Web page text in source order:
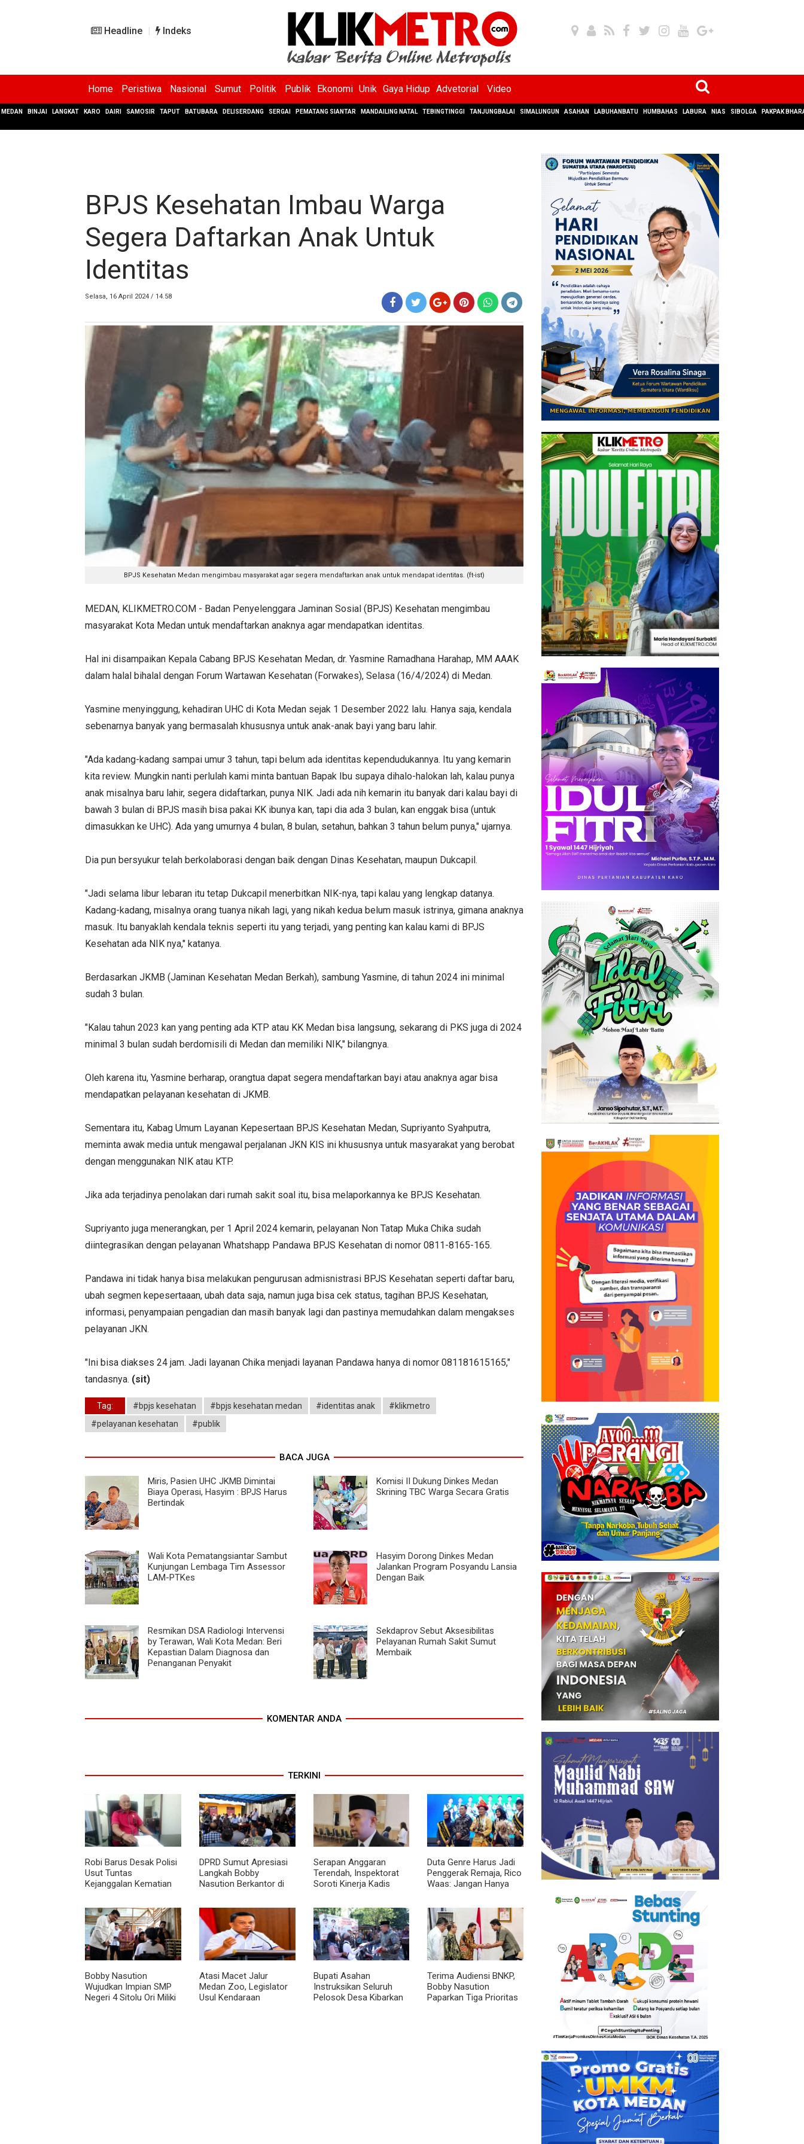
Headline Indeks
Home Peristiwa Nasional Sumut Politik Publik Ekonomi Unik Gaya Hidup Advetorial Video
MEDAN BINJAI LANGKAT KARO DAIRI SAMOSIR TAPUT BATUBARA DELISERDANG SERGAI PEMATANG SIANTAR MANDAILING NATAL TEBINGTINGGI TANJUNGBALAI SIMALUNGUN ASAHAN LABUHANBATU HUMBAHAS LABURA NIAS SIBOLGA PAKPAK
BPJS Kesehatan Imbau Warga
Segera Daftarkan Anak Untuk
Identitas
Selasa, 16 April 2024 / 14.58
BPJS Kesehatan Medan mengimbau masyarakat agar segera mendaftarkan anak untuk mendapat identitas. (ft-ist)
MEDAN, KLIKMETRO.COM - Badan Penyelenggara Jaminan Sosial (BPJS) Kesehatan mengimbau
masyarakat Kota Medan untuk mendaftarkan anaknya agar mendapatkan identitas.
Hal ini disampaikan Kepala Cabang BPJS Kesehatan Medan, dr. Yasmine Ramadhana Harahap, MM AAAK
dalam halal bihalal dengan Forum Wartawan Kesehatan (Forwakes), Selasa (16/4/2024) di Medan.
Yasmine menyinggung, kehadiran UHC di Kota Medan sejak 1 Desember 2022 lalu. Hanya saja, kendala
sebenarnya banyak yang bermasalah khususnya untuk anak-anak bayi yang baru lahir.
"Ada kadang-kadang sampai umur 3 tahun, tapi belum ada identitas kependudukannya. Itu yang kemarin
kita review. Mungkin nanti perlulah kami minta bantuan Bapak Ibu supaya dihalo-halokan lah, kalau punya
anak misalnya baru lahir, segera didaftarkan, punya NIK. Jadi ada nih kemarin itu banyak dari kalau bayi di
bawah 3 bulan di BPJS masih bisa pakai KK ibunya kan, tapi dia ada 3 bulan, kan enggak bisa (untuk
dimasukkan ke UHC). Ada yang umurnya 4 bulan, 8 bulan, setahun, bahkan 3 tahun belum punya," ujarnya.
Dia pun bersyukur telah berkolaborasi dengan baik dengan Dinas Kesehatan, maupun Dukcapil.
"Jadi selama libur lebaran itu tetap Dukcapil menerbitkan NIK-nya, tapi kalau yang lengkap datanya.
Kadang-kadang, misalnya orang tuanya nikah lagi, yang nikah kedua belum masuk istrinya, gimana anaknya
masuk. Itu banyaklah kendala teknis seperti itu yang terjadi, yang penting kan kalau kami di BPJS
Kesehatan ada NIK nya," katanya.
Berdasarkan JKMB (Jaminan Kesehatan Medan Berkah), sambung Yasmine, di tahun 2024 ini minimal
sudah 3 bulan.
"Kalau tahun 2023 kan yang penting ada KTP atau KK Medan bisa langsung, sekarang di PKS juga di 2024
minimal 3 bulan sudah berdomisili di Medan dan memiliki NIK," bilangnya.
Oleh karena itu, Yasmine berharap, orangtua dapat segera mendaftarkan bayi atau anaknya agar bisa
mendapatkan pelayanan kesehatan di JKMB.
Sementara itu, Kabag Umum Layanan Kepesertaan BPJS Kesehatan Medan, Supriyanto Syahputra,
meminta awak media untuk mengawal perjalanan JKN KIS ini khususnya untuk masyarakat yang berobat
dengan menggunakan NIK atau KTP.
Jika ada terjadinya penolakan dari rumah sakit soal itu, bisa melaporkannya ke BPJS Kesehatan.
Supriyanto juga menerangkan, per 1 April 2024 kemarin, pelayanan Non Tatap Muka Chika sudah
diintegrasikan dengan pelayanan Whatshapp Pandawa BPJS Kesehatan di nomor 0811-8165-165.
Pandawa ini tidak hanya bisa melakukan pengurusan admisnistrasi BPJS Kesehatan seperti daftar baru,
ubah segmen kepesertaaan, ubah data saja, namun juga bisa cek status, tagihan BPJS Kesehatan,
informasi, penyampaian pengadian dan masih banyak lagi dan pastinya memudahkan dalam mengakses
pelayanan JKN.
"Ini bisa diakses 24 jam. Jadi layanan Chika menjadi layanan Pandawa hanya di nomor 081181615165,"
tandasnya. (sit)
Tag: #bpjs kesehatan #bpjs kesehatan medan #identitas anak
#klikmetro
#pelayanan kesehatan
#publik
BACA JUGA
Miris, Pasien UHC JKMB Dimintai
Biaya Operasi, Hasyim : BPJS Harus
Bertindak
Komisi II Dukung Dinkes Medan
Skrining TBC Warga Secara Gratis
Wali Kota Pematangsiantar Sambut
Kunjungan Lembaga Tim Assessor
LAM-PTKes
Hasyim Dorong Dinkes Medan
Jalankan Program Posyandu Lansia
Dengan Baik
Resmikan DSA Radiologi Intervensi
by Terawan, Wali Kota Medan: Beri
Kepastian Dalam Diagnosa dan
Penanganan Penyakit
Sekdaprov Sebut Aksesibilitas
Pelayanan Rumah Sakit Sumut
Membaik
KOMENTAR ANDA
TERKINI
Robi Barus Desak Polisi
Usut Tuntas
Kejanggalan Kematian
Helvetia, Minta Otopsi
Ulang
DPRD Sumut Apresiasi
Langkah Bobby
Nasution Berkantor di
Percepat Pembangunan
Serapan Anggaran
Terendah, Inspektorat
Soroti Kinerja Kadis
Duta Genre Harus Jadi
Penggerak Remaja, Rico
Waas: Jangan Hanya
Bobby Nasution
Wujudkan Impian SMP
Negeri 4 Sitolu Ori Miliki
Atasi Macet Jalur
Medan Zoo, Legislator
Usul Kendaraan
Bupati Asahan
Instruksikan Seluruh
Pelosok Desa Kibarkan
Terima Audiensi BNKP,
Bobby Nasution
Paparkan Tiga Prioritas